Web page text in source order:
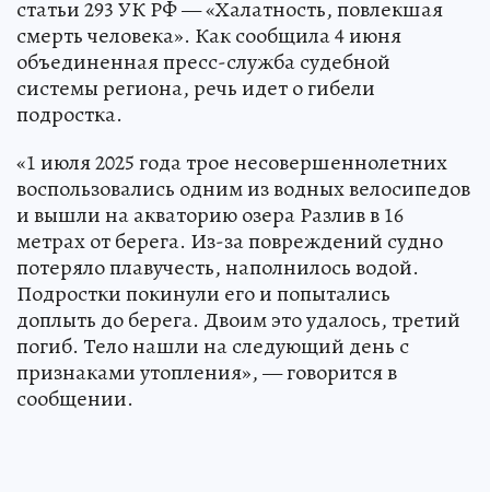
статьи 293 УК РФ — «Халатность, повлекшая
смерть человека». Как сообщила 4 июня
объединенная пресс-служба судебной
системы региона, речь идет о гибели
подростка.
«1 июля 2025 года трое несовершеннолетних
воспользовались одним из водных велосипедов
и вышли на акваторию озера Разлив в 16
метрах от берега. Из-за повреждений судно
потеряло плавучесть, наполнилось водой.
Подростки покинули его и попытались
доплыть до берега. Двоим это удалось, третий
погиб. Тело нашли на следующий день с
признаками утопления», — говорится в
сообщении.